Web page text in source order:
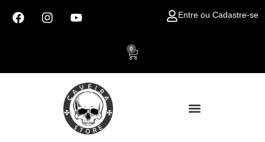
para
F
a
o
I
n
g
Y
o
b
e
Entre ou Cadastre-se
0
Carrinho